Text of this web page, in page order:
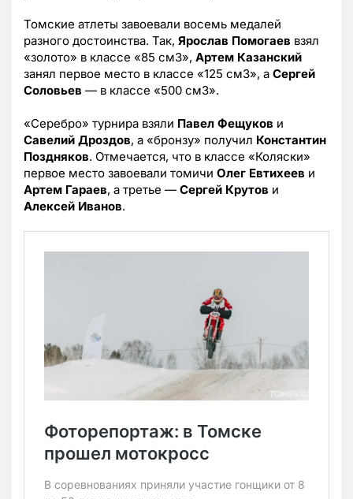
Томские атлеты завоевали восемь медалей
разного достоинства. Так, Ярослав Помогаев взял
«золото» в классе «85 см3», Артем Казанский
занял первое место в классе «125 см3», а Сергей
Соловьев — в классе «500 см3».
«Серебро» турнира взяли Павел Фещуков и
Савелий Дроздов, а «бронзу» получил Константин
Поздняков. Отмечается, что в классе «Коляски»
первое место завоевали томичи Олег Евтихеев и
Артем Гараев, а третье — Сергей Крутов и
Алексей Иванов.